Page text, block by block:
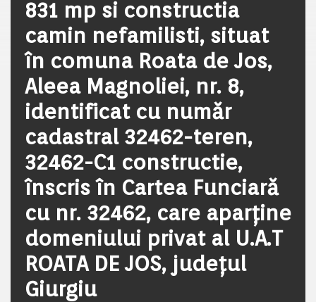
831 mp si constructia
camin nefamilisti, situat
în comuna Roata de Jos,
Aleea Magnoliei, nr. 8,
identificat cu număr
cadastral 32462-teren,
32462-C1 constructie,
înscris în Cartea Funciară
cu nr. 32462, care aparține
domeniului privat al U.A.T
ROATA DE JOS, județul
Giurgiu